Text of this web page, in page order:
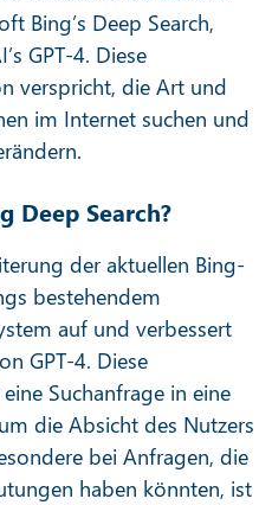
Bing’s Deep Search,
GPT-4. Diese
verspricht, die Art und
im Internet suchen und
Deep Search?
der aktuellen Bing-
bestehendem
auf und verbessert
GPT-4. Diese
Suchanfrage in eine
die Absicht des Nutzers
bei Anfragen, die
haben könnten, ist